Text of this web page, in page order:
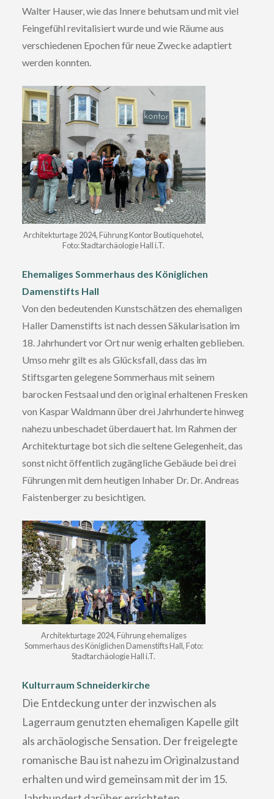
Walter Hauser, wie das Innere behutsam und mit viel
Feingefühl revitalisiert wurde und wie Räume aus
verschiedenen Epochen für neue Zwecke adaptiert
werden konnten.
Architekturtage 2024, Führung Kontor Boutiquehotel,
Foto: Stadtarchäologie Hall i.T.
Ehemaliges Sommerhaus des Königlichen
Damenstifts Hall
Von den bedeutenden Kunstschätzen des ehemaligen
Haller Damenstifts ist nach dessen Säkularisation im
18. Jahrhundert vor Ort nur wenig erhalten geblieben.
Umso mehr gilt es als Glücksfall, dass das im
Stiftsgarten gelegene Sommerhaus mit seinem
barocken Festsaal und den original erhaltenen Fresken
von Kaspar Waldmann über drei Jahrhunderte hinweg
nahezu unbeschadet überdauert hat. Im Rahmen der
Architekturtage bot sich die seltene Gelegenheit, das
sonst nicht öffentlich zugängliche Gebäude bei drei
Führungen mit dem heutigen Inhaber Dr. Dr. Andreas
Faistenberger zu besichtigen.
Architekturtage 2024, Führung ehemaliges
Sommerhaus des Königlichen Damenstifts Hall, Foto:
Stadtarchäologie Hall i.T.
Kulturraum Schneiderkirche
Die Entdeckung unter der inzwischen als
Lagerraum genutzten ehemaligen Kapelle gilt
als archäologische Sensation. Der freigelegte
romanische Bau ist nahezu im Originalzustand
erhalten und wird gemeinsam mit der im 15.